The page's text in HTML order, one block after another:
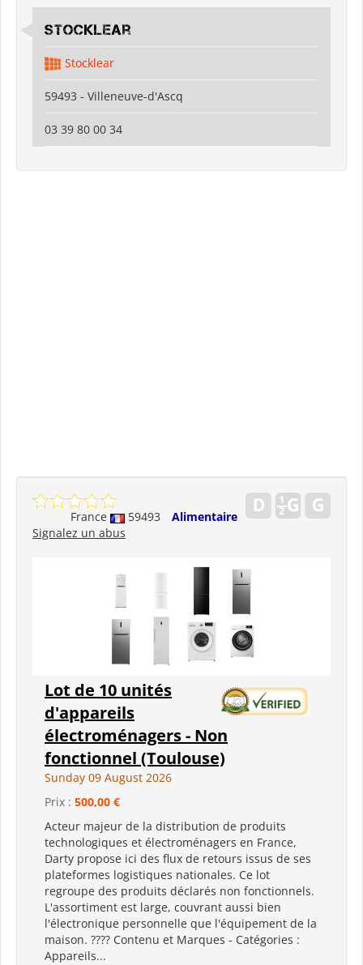
Stocklear
Stocklear
59493 - Villeneuve-d'Ascq
03 39 80 00 34
France 59493
Alimentaire
Signalez un abus
Lot de 10 unités
d'appareils
électroménagers - Non
fonctionnel (Toulouse)
Sunday 09 August 2026
Prix : 500,00 €
Acteur majeur de la distribution de produits
technologiques et électroménagers en France,
Darty propose ici des flux de retours issus de ses
plateformes logistiques nationales. Ce lot
regroupe des produits déclarés non fonctionnels.
L'assortiment est large, couvrant aussi bien
l'électronique personnelle que l'équipement de la
maison. ???? Contenu et Marques - Catégories :
Appareils...